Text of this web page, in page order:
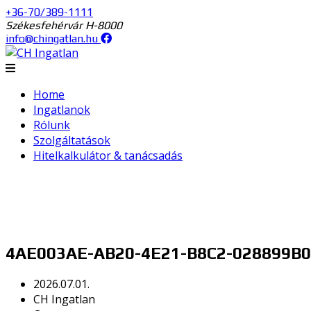
+36-70/389-1111
Székesfehérvár H-8000
info@chingatlan.hu
Home
Ingatlanok
Rólunk
Szolgáltatások
Hitelkalkulátor & tanácsadás
4AE003AE-AB20-4E21-B8C2-
2026.07.01.
CH Ingatlan